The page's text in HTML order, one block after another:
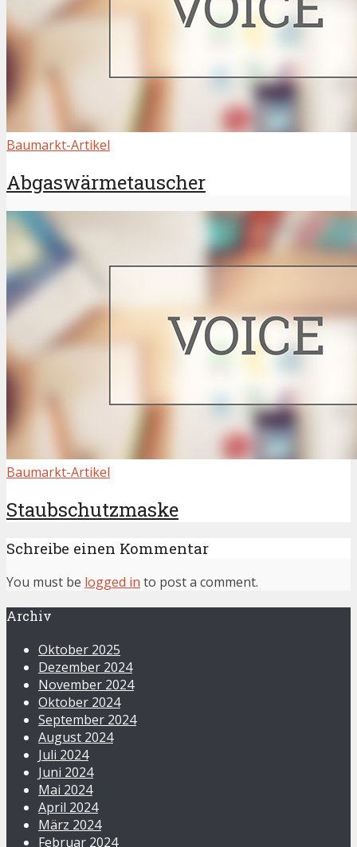
Baumarkt-Artikel
Abgaswärmetauscher
Baumarkt-Artikel
Staubschutzmaske
Schreibe einen Kommentar
You must be logged in to post a comment.
Archiv
Oktober 2025
Dezember 2024
November 2024
Oktober 2024
September 2024
August 2024
Juli 2024
Juni 2024
Mai 2024
April 2024
März 2024
Februar 2024